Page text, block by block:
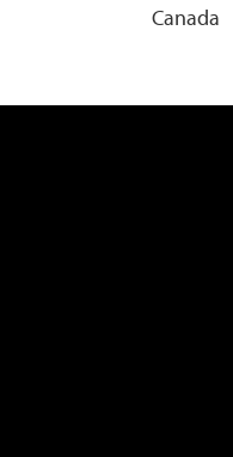
Canada